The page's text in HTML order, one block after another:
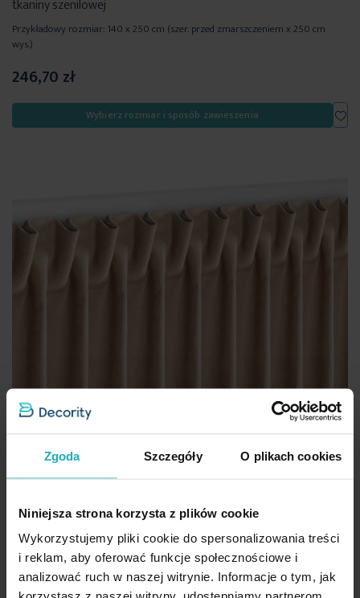
Zgoda Szczegóły O plikach cookies
Niniejsza strona korzysta z plików cookie
Wykorzystujemy pliki cookie do spersonalizowania treści
i reklam, aby oferować funkcje społecznościowe i
analizować ruch w naszej witrynie. Informacje o tym, jak
tkaniny szenilowej
Przykładowy rozmiar: 140 x 250 cm (szer. przed zmarszczeniem x 250 cm
wys.)
246,70 zł
Wybierz rozmiar i sposób zawieszenia
Zasłona szyta na taśmie 5 cm jasnoszara z tkaniny w stylu eko z